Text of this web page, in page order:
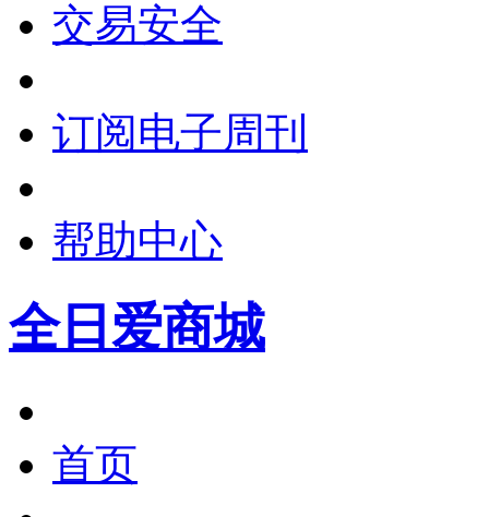
交易安全
订阅电子周刊
帮助中心
全日爱商城
首页